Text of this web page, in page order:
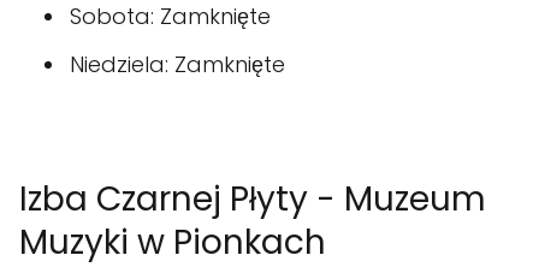
Sobota: Zamknięte
Niedziela: Zamknięte
Izba Czarnej Płyty - Muzeum
Muzyki w Pionkach